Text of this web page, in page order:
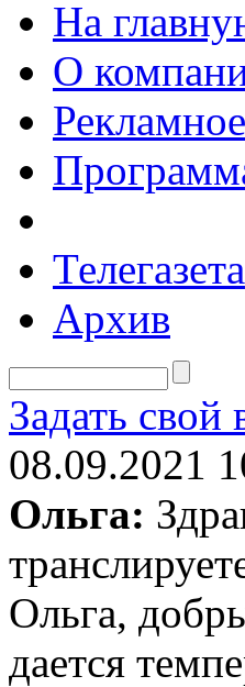
На
О
Телегазета
Архив
Задать свой
08.09.2021
Ольга:
Ольга,
дается